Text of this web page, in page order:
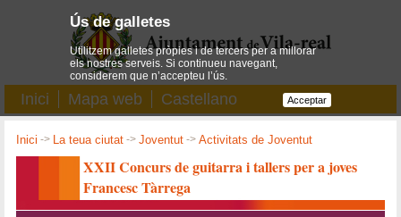
Inici Mapa web Castellano
Inici -> La teua ciutat ->Joventut ->Activitats de Joventut
XXII Concurs de guitarra i tallers per a joves
Francesc Tàrrega
Ús de galletes
Utilitzem galletes pròpies i de tercers per a millorar
els nostres serveis. Si continueu navegant,
considerem que n’accepteu l’ús.
Acceptar